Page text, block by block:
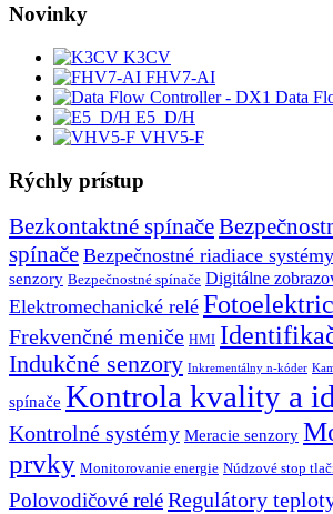
Novinky
K3CV
FHV7-AI
Data
E5_D/H
VHV5-F
Rýchly prístup
Bezkontaktné spínače
spínače Bezpečnostné riadiace systémy
senzory Bezpečnostné spínače Digitálne
Elektromechanické relé
Frekvenčné meniče HMI
Indukčné senzory Inkrementálny n-kóder
spínače Kontrola kvality a
Kontrolné systémy Meracie senzory
prvky Monitorovanie energie Núdzové stop
Polovodičové reléRegulátory